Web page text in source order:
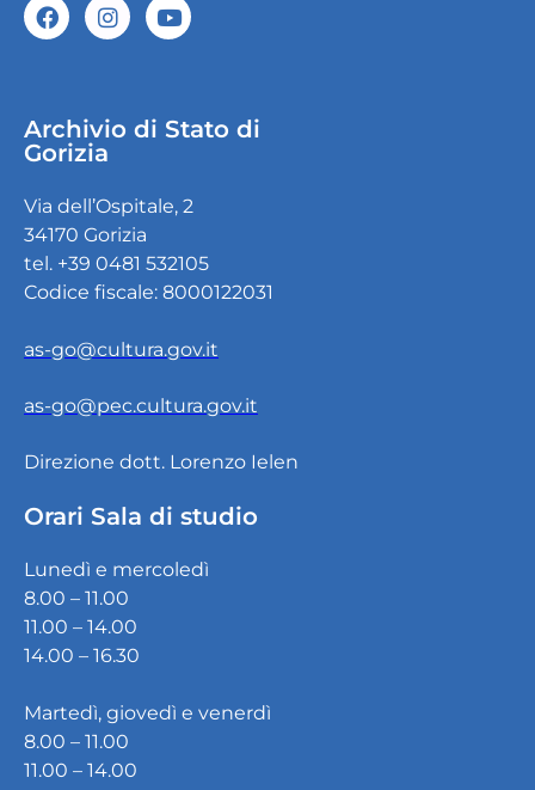
Archivio di Stato di
Gorizia
Via dell’Ospitale, 2
34170 Gorizia
tel. +39 0481 532105
Codice fiscale: 8000122031
as-go@cultura.gov.it
as-go@pec.cultura.gov.it
Direzione dott. Lorenzo Ielen
Orari Sala di studio
Lunedì e mercoledì
8.00 – 11.00
11.00 – 14.00
14.00 – 16.30
Martedì, giovedì e venerdì
8.00 – 11.00
11.00 – 14.00